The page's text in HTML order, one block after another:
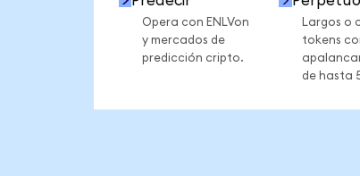
Opera con ENLVon
y mercados de
predicción cripto.
Largos o
tokens
de hasta